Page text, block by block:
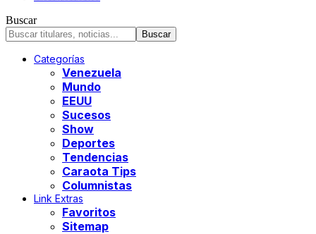
Buscar
Categorías
Venezuela
Mundo
EEUU
Sucesos
Show
Deportes
Tendencias
Caraota Tips
Columnistas
Link Extras
Favoritos
Sitemap